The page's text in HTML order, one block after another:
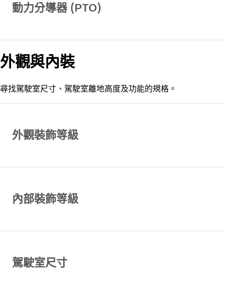
動力分導器 (PTO)
外觀與內裝
尋找駕駛室尺寸、駕駛室離地高度及功能的規格。
外觀裝飾等級
內部裝飾等級
駕駛室尺寸